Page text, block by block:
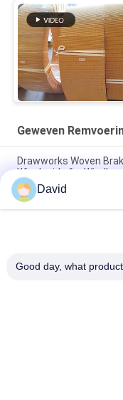
Geweven
Drawworks Woven
Wire Inside for
Verankeringswiel
Material met Messing
Gepersonaliseerd
David
Good day, what